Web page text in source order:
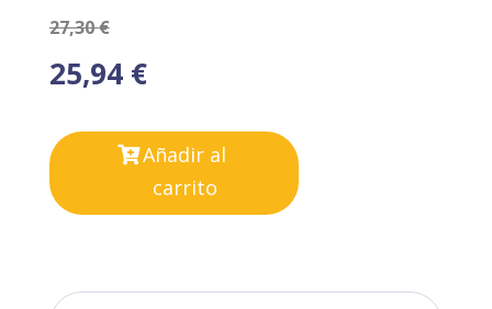
27,30€
25,94 €
Añadir al
carrito